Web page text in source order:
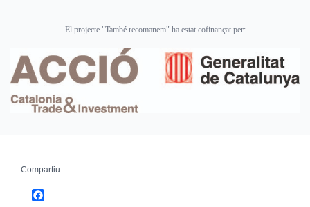
El projecte "També recomanem" ha estat cofinançat per:
Compartiu